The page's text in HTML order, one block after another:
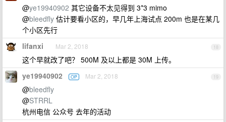
@ye19940902 其它设备不太见得到 3*3 mimo
@bleedfly 估计要看小区的，早几年上海试点 200m 也是在某几
个小区先行
18
lifanxi Mar 2, 2018
这个早就改了吧？ 500M 及以上都是 30M 上传。
19
ye19940902 OP Mar 2, 2018
@bleedfly
@STRRL
杭州电信 公众号 去年的活动